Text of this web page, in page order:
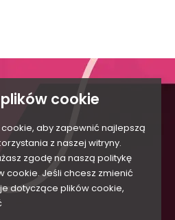
cookie
aby zapewnić najlepszą
z naszej witryny.
zgodę na naszą politykę
cookie. Jeśli chcesz zmienić
dotyczące plików cookie,